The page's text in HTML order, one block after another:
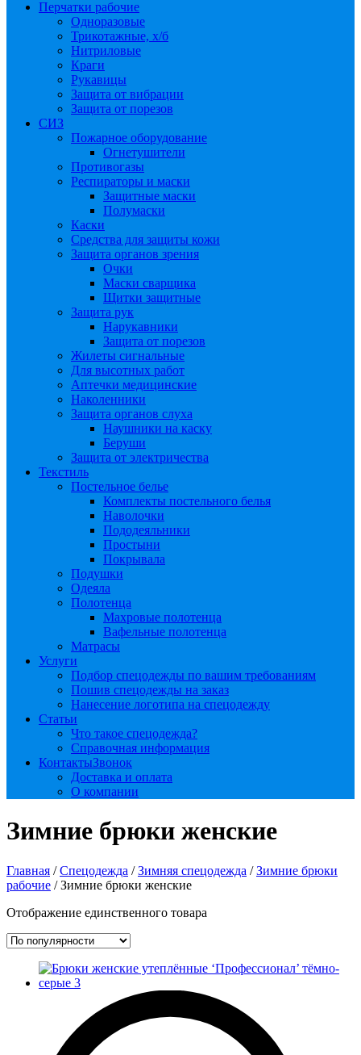
Перчатки рабочие
Одноразовые
Трикотажные, х/б
Нитриловые
Краги
Рукавицы
Защита от вибрации
Защита от порезов
СИЗ
Пожарное оборудование
Огнетушители
Противогазы
Респираторы и маски
Защитные маски
Полумаски
Каски
Средства для защиты кожи
Защита органов зрения
Очки
Маски сварщика
Щитки защитные
Защита рук
Нарукавники
Защита от порезов
Жилеты сигнальные
Для высотных работ
Аптечки медицинские
Наколенники
Защита органов слуха
Наушники на каску
Беруши
Защита от электричества
Текстиль
Постельное белье
Комплекты постельного белья
Наволочки
Пододеяльники
Простыни
Покрывала
Подушки
Одеяла
Полотенца
Махровые полотенца
Вафельные полотенца
Матрасы
Услуги
Подбор спецодежды по вашим требованиям
Пошив спецодежды на заказ
Нанесение логотипа на спецодежду
Статьи
Что такое спецодежда?
Справочная информация
КонтактыЗвонок
Доставка и оплата
О компании
Зимние брюки женские
Главная /Спецодежда /Зимняя спецодежда /Зимние брюки
рабочие / Зимние брюки женские
Отображение единственного товара